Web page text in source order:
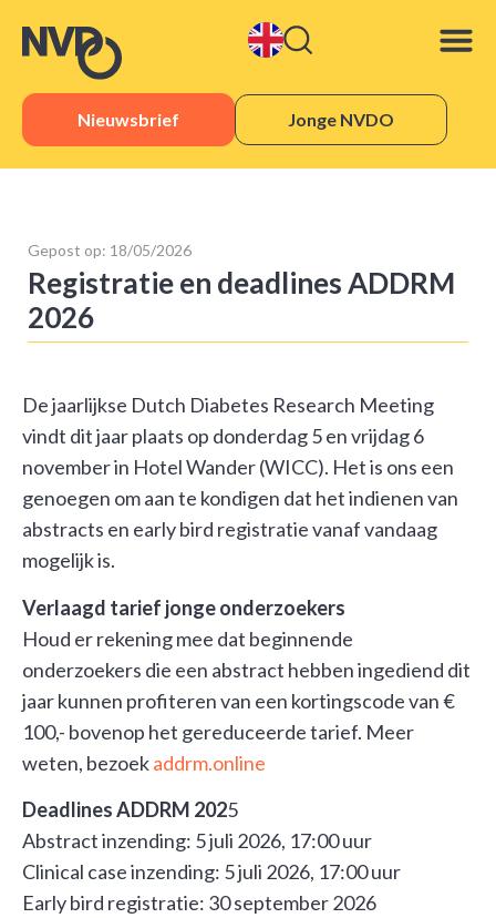
Nieuwsbrief Jonge NVDO
Gepost op: 18/05/2026
Registratie en deadlines ADDRM
2026
De jaarlijkse Dutch Diabetes Research Meeting
vindt dit jaar plaats op donderdag 5 en vrijdag 6
november in Hotel Wander (WICC). Het is ons een
genoegen om aan te kondigen dat het indienen van
abstracts en early bird registratie vanaf vandaag
mogelijk is.
Verlaagd tarief jonge onderzoekers
Houd er rekening mee dat beginnende
onderzoekers die een abstract hebben ingediend dit
jaar kunnen profiteren van een kortingscode van €
100,- bovenop het gereduceerde tarief. Meer
weten, bezoekaddrm.online
Deadlines ADDRM 2025
Abstract inzending: 5 juli 2026, 17:00 uur
Clinical case inzending: 5 juli 2026, 17:00 uur
Early bird registratie: 30 september 2026